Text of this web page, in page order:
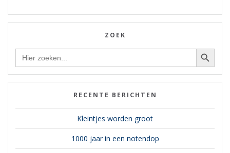
ZOEK
Zoek Zoekknop
RECENTE BERICHTEN
Kleintjes worden groot
1000 jaar in een notendop